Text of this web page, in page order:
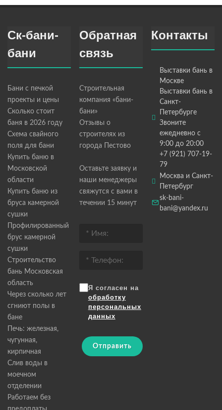
Ск-бани-
бани
Бани с печкой
проекты и цены
Сколько стоит
баня в 2026 году
Схема свайного
поля для бани
Купить баню в
Московской
области
Купить баню из
бруса камерной
сушки
Профилированный
брус камерной
сушки
Строительство
бань Московская
область
Через сколько лет
сгниют полы в
бане
Печь: железная,
чугунная,
кирпичная
Слив воды в
моечном
отделении
Работаем без
Обратная
связь
Строительная
компания «бани-
бани»
Отзывы о
строителях из
города Пестово
Оставьте заявку и
наши менеджеры
свяжутся с вами в
течении 15 минут
Я согласен на
обработку
персональных
данных
Отправить
Контакты
Выставки бань в
Москве
Выставки бань в
Санкт-
Петербурге
Звоните
ежедневно с
9:00 до 20:00
+7 (921) 707-19-
79
Москва и Санкт-
Петербург
sk-bani-
bani@yandex.ru